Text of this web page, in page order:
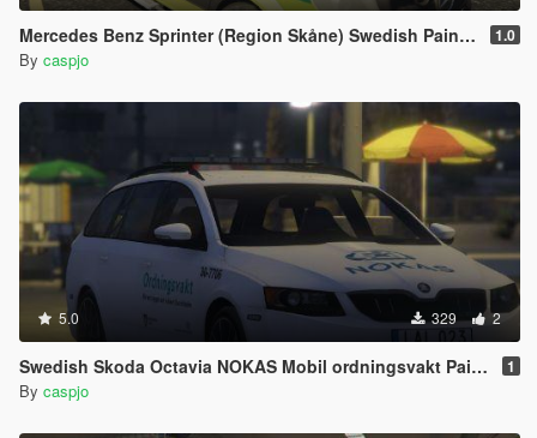
Mercedes Benz Sprinter (Region Skåne) Swedish Paintjob 1.0
By caspjo
5.0 329 2
Swedish Skoda Octavia NOKAS Mobil ordningsvakt Paintjob 1
By caspjo